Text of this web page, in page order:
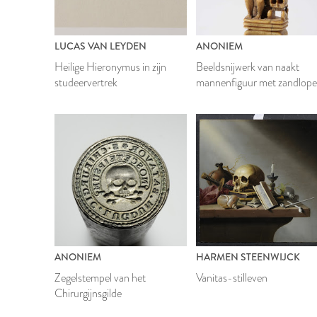
LUCAS VAN LEYDEN
Heilige Hieronymus in zijn
studeervertrek
ANONIEM
Beeldsnijwerk van naakt
mannenfiguur met
ANONIEM
Zegelstempel van het
Chirurgijnsgilde
HARMEN STEENWIJCK
Vanitas-stilleven